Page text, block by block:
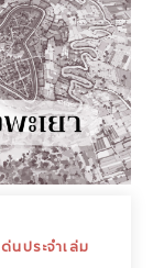
นประจำเล่ม